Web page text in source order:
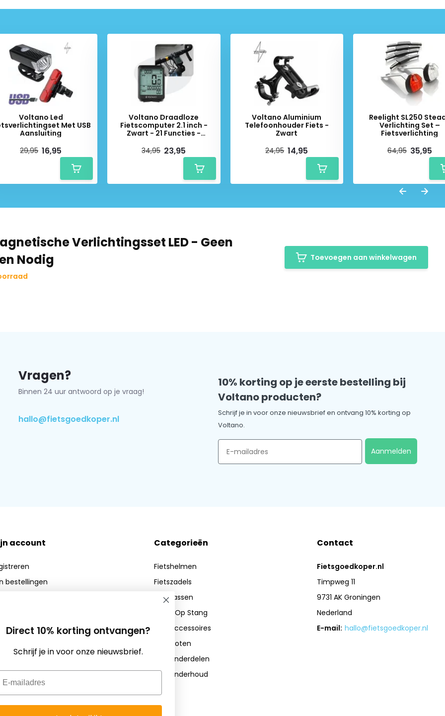
Voltano Led
Met USB
Aansluiting
29,95 16,95
Voltano Draadloze
Fietscomputer 2.1 inch -
Zwart - 21 Functies -
34,95 23,95
Voltano Aluminium
Telefoonhouder Fiets -
Zwart
24,95 14,95
Reelight SL250
Verlichting Set –
Fietsverlichting
64,95 35,95
Verlichtingsset LED - Geen
Nodig
Toevoegen aan winkelwagen
Vragen?
Binnen 24 uur antwoord op je vraag!
hallo@fietsgoedkoper.nl
10% korting op je eerste bestelling bij
Voltano producten?
Schrijf je in voor onze nieuwsbrief en ontvang 10% korting op
Voltano.
Email
Aanmelden
account
bestellingen
Categorieën
Fietshelmen
Fietszadels
Fietstassen
Zadel Op Stang
Fietsaccessoires
Fietssloten
Fietsonderdelen
Fietsonderhoud
Contact
Fietsgoedkoper.nl
Timpweg 11
9731 AK Groningen
Nederland
E-mail: hallo@fietsgoedkoper.nl
Direct 10% korting ontvangen?
Schrijf je in voor onze nieuwsbrief.